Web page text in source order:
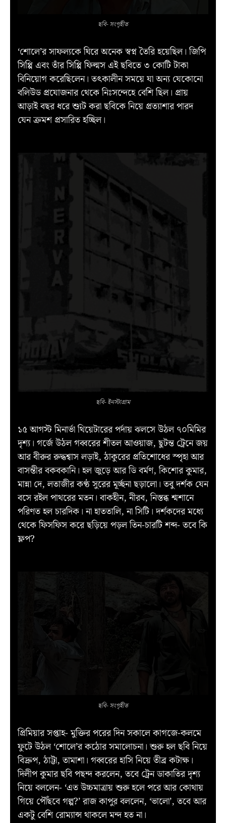
ছবি- সংগৃহীত
‘শোলে’র সাফল্যকে ঘিরে অনেক স্বপ্ন তৈরি হয়েছিল। জিপি
সিপ্পি এবং তাঁর সিপ্পি ফিল্মস এই ছবিতে ৩ কোটি টাকা
বিনিয়োগ করেছিলেন। তৎকালীন সময়ে যা অন্য যেকোনো
বলিউড প্রযোজনার থেকে নিঃসন্দেহে বেশি ছিল। প্রায়
আড়াই বছর ধরে শ্যুট করা ছবিকে নিয়ে প্রত্যাশার পারদ
যেন ক্রমশ প্রসারিত হচ্ছিল।
ছবি- ইনস্টাগ্রাম
১৫ আগস্ট মিনার্ভা থিয়েটারের পর্দায় ঝলসে উঠল ৭০মিমির
দৃশ্য। গর্জে উঠল গব্বরের শীতল আওয়াজ, ছুটন্ত ট্রেনে জয়
আর বীরুর রুদ্ধশ্বাস লড়াই, ঠাকুরের প্রতিশোধের স্পৃহা আর
বাসন্তীর বকবকানি। হল জুড়ে আর ডি বর্মণ, কিশোর কুমার,
মান্না দে, লতাজীর কণ্ঠ সুরের মূর্চ্ছনা ছড়ালো। তবু দর্শক যেন
বসে রইল পাথরের মতন। বাকহীন, নীরব, নিস্তব্ধ শ্মশানে
পরিণত হল চারদিক। না হাততালি, না সিটি। দর্শকদের মধ্যে
থেকে ফিসফিস করে ছড়িয়ে পড়ল তিন-চারটি শব্দ- তবে কি
ফ্লপ?
ছবি- সংগৃহীত
প্রিমিয়ার সপ্তাহ- মুক্তির পরের দিন সকালে কাগজে-কলমে
ফুটে উঠল ‘শোলে’র কঠোর সমালোচনা। শুরু হল ছবি নিয়ে
বিদ্রুপ, ঠাট্টা, তামাশা। গব্বরের হাসি নিয়ে তীব্র কটাক্ষ।
দিলীপ কুমার ছবি পছন্দ করলেন, তবে ট্রেন ডাকাতির দৃশ্য
নিয়ে বললেন- ‘এত উচ্চমাত্রায় শুরু হলে পরে আর কোথায়
গিয়ে পৌঁছবে গল্প?’ রাজ কাপুর বললেন, ‘ভালো’, তবে আর
একটু বেশি রোম্যান্স থাকলে মন্দ হত না।